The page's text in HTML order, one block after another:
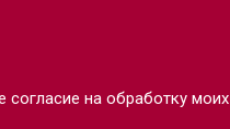
на обработку моих